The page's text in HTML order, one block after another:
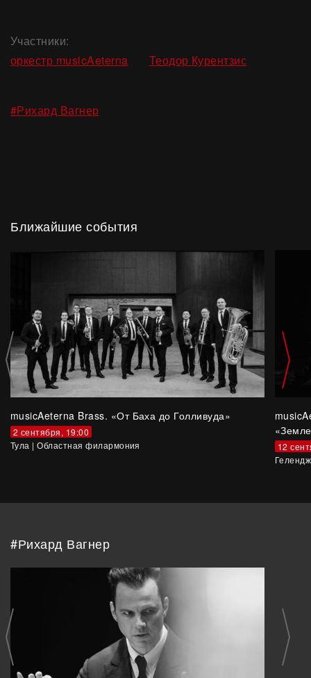
Участники:
оркестр musicAeterna
,Теодор Курентзис
#Рихард Вагнер
Ближайшие события
musicAeterna Brass. «От Баха до Голливуда»
2 сентября, 19:00
Тула |Областная филармония
12
#Рихард Вагнер